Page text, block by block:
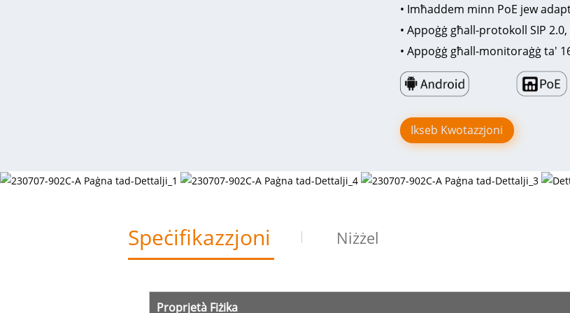
• Imħaddem minn PoE jew
• Appoġġ għall-protokoll SIP
• Appoġġ għall-monitoraġġ ta'
Ikseb Kwotazzjoni
Speċifikazzjoni Niżżel
Proprjetà Fiżika